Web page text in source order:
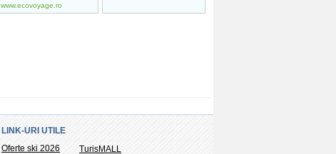
www.ecovoyage.ro
LINK-URI UTILE
Oferte ski 2026
TurisMALL